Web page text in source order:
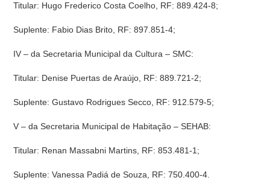
Titular: Hugo Frederico Costa Coelho, RF: 889.424-8;
Suplente: Fabio Dias Brito, RF: 897.851-4;
IV – da Secretaria Municipal da Cultura – SMC:
Titular: Denise Puertas de Araújo, RF: 889.721-2;
Suplente: Gustavo Rodrigues Secco, RF: 912.579-5;
V – da Secretaria Municipal de Habitação – SEHAB:
Titular: Renan Massabni Martins, RF: 853.481-1;
Suplente: Vanessa Padiá de Souza, RF: 750.400-4.